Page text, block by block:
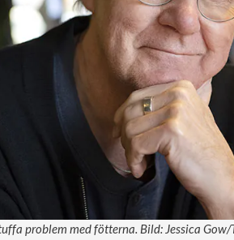
problem med fötterna. Bild: Jessica Gow/